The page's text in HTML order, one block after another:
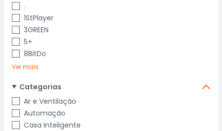
.
1StPlayer
3GREEN
5+
8BitDo
Ver mais
Categorias
Ar e Ventilação
Automação
Casa Inteligente